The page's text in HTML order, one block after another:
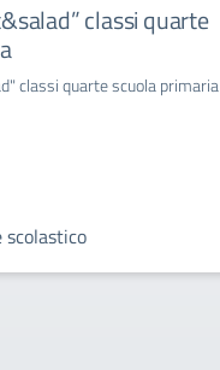
classi quarte
classi quarte scuola primaria
scolastico